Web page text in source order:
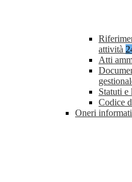
attività
Atti
Statuti e
Codice
Oneri